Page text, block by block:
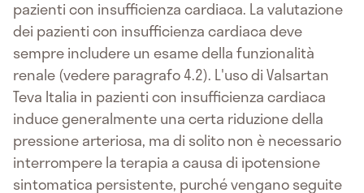
pazienti con insufficienza cardiaca. La valutazione
dei pazienti con insufficienza cardiaca deve
sempre includere un esame della funzionalità
renale (vedere paragrafo 4.2). L'uso di Valsartan
Teva Italia in pazienti con insufficienza cardiaca
induce generalmente una certa riduzione della
pressione arteriosa, ma di solito non è necessario
interrompere la terapia a causa di ipotensione
sintomatica persistente, purché vengano seguite